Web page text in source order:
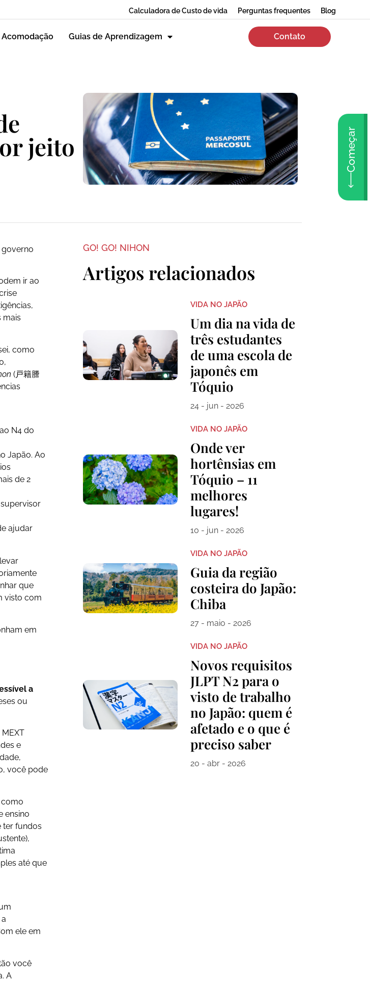
Calculadora de Custo de vida Perguntas frequentes Blog
Acomodação Guias de Aprendizagem Contato
Começar
jeito
governo
ir ao
mais
como
(戸籍謄
N4 do
Japão. Ao
de 2
supervisor
ajudar
que
visto com
em
a
ou
e
você pode
ensino
ter fundos
até que
ele em
você
A
GO! GO! NIHON
Artigos relacionados
VIDA NO JAPÃO
Um dia na vida de
três estudantes
de uma escola de
japonês em
Tóquio
24 - jun - 2026
VIDA NO JAPÃO
Onde ver
hortênsias em
Tóquio – 11
melhores
lugares!
10 - jun - 2026
VIDA NO JAPÃO
Guia da região
costeira do Japão:
Chiba
27 - maio - 2026
VIDA NO JAPÃO
Novos requisitos
JLPT N2 para o
visto de trabalho
no Japão: quem é
afetado e o que é
preciso saber
20 - abr - 2026